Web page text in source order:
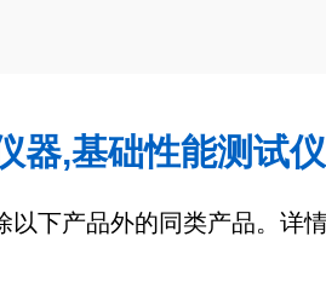
器,基础性能测试
以下产品外的同类产品。详